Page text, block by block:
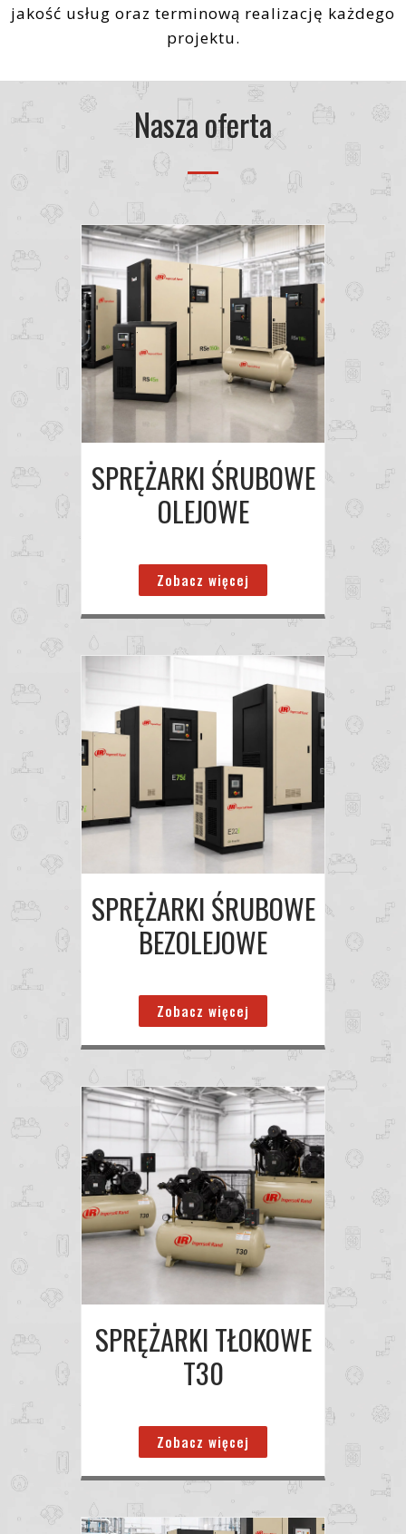
jakość usług oraz terminową realizację każdego
projektu.
Nasza oferta
SPRĘŻARKI ŚRUBOWE
OLEJOWE
Zobacz więcej
SPRĘŻARKI ŚRUBOWE
BEZOLEJOWE
Zobacz więcej
SPRĘŻARKI TŁOKOWE
T30
Zobacz więcej